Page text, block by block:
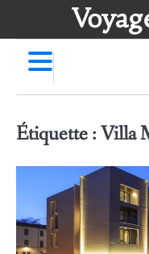
Étiquette :Villa